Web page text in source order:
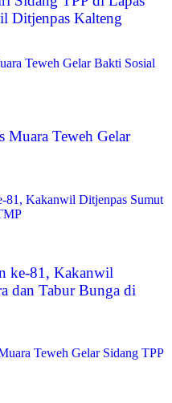
Ditjenpas Kalteng
Muara Teweh Gelar
ke-81, Kakanwil
dan Tabur Bunga di